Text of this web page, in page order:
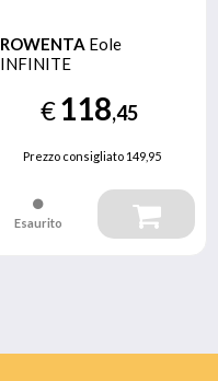
ROWENTA Eole
INFINITE
€118,45
Prezzo consigliato 149,95
Esaurito